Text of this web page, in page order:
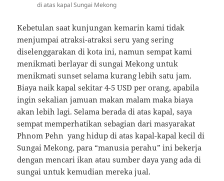
di atas kapal Sungai Mekong
Kebetulan saat kunjungan kemarin kami tidak
menjumpai atraksi-atraksi seru yang sering
diselenggarakan di kota ini, namun sempat kami
menikmati berlayar di sungai Mekong untuk
menikmati sunset selama kurang lebih satu jam.
Biaya naik kapal sekitar 4-5 USD per orang, apabila
ingin sekalian jamuan makan malam maka biaya
akan lebih lagi. Selama berada di atas kapal, saya
sempat memperhatikan sebagian dari masyarakat
Phnom Pehn yang hidup di atas kapal-kapal kecil di
Sungai Mekong, para “manusia perahu” ini bekerja
dengan mencari ikan atau sumber daya yang ada di
sungai untuk kemudian mereka jual.